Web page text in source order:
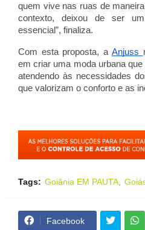
quem vive nas ruas de
contexto, deixou de ser
essencial”, finaliza.
Com esta proposta, a Anjuss
em criar uma moda urbana
atendendo às necessidades
que valorizam o conforto e as
Tags: Goiânia EM PAUTA
Facebook